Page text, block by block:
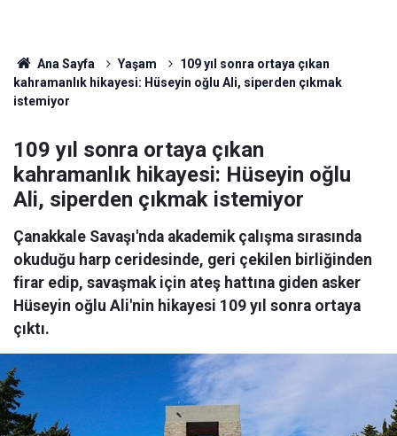
Ana Sayfa Yaşam
109 yıl sonra ortaya çıkan
kahramanlık hikayesi: Hüseyin oğlu Ali, siperden çıkmak
istemiyor
109 yıl sonra ortaya çıkan
kahramanlık hikayesi: Hüseyin oğlu
Ali, siperden çıkmak istemiyor
Çanakkale Savaşı'nda akademik çalışma sırasında
okuduğu harp ceridesinde, geri çekilen birliğinden
firar edip, savaşmak için ateş hattına giden asker
Hüseyin oğlu Ali'nin hikayesi 109 yıl sonra ortaya
çıktı.